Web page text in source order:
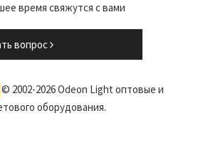
время свяжутся с вами
вопрос
© 2002-2026 Odeon Light оптовые и
оборудования.